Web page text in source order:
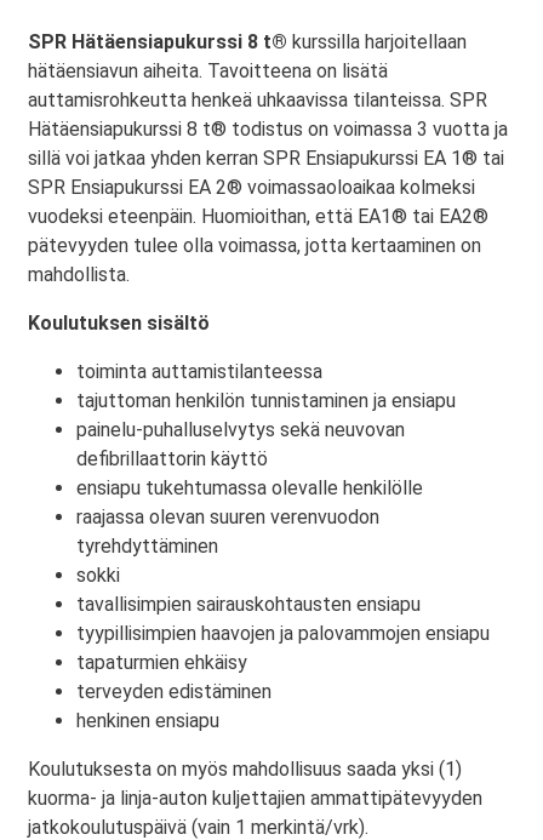
SPR Hätäensiapukurssi 8 t® kurssilla harjoitellaan
hätäensiavun aiheita. Tavoitteena on lisätä
auttamisrohkeutta henkeä uhkaavissa tilanteissa. SPR
Hätäensiapukurssi 8 t® todistus on voimassa 3 vuotta ja
sillä voi jatkaa yhden kerran SPR Ensiapukurssi EA 1® tai
SPR Ensiapukurssi EA 2® voimassaoloaikaa kolmeksi
vuodeksi eteenpäin. Huomioithan, että EA1® tai EA2®
pätevyyden tulee olla voimassa, jotta kertaaminen on
mahdollista.
Koulutuksen sisältö
toiminta auttamistilanteessa
tajuttoman henkilön tunnistaminen ja ensiapu
painelu-puhalluselvytys sekä neuvovan
defibrillaattorin käyttö
ensiapu tukehtumassa olevalle henkilölle
raajassa olevan suuren verenvuodon
tyrehdyttäminen
sokki
tavallisimpien sairauskohtausten ensiapu
tyypillisimpien haavojen ja palovammojen ensiapu
tapaturmien ehkäisy
terveyden edistäminen
henkinen ensiapu
Koulutuksesta on myös mahdollisuus saada yksi (1)
kuorma- ja linja-auton kuljettajien ammattipätevyyden
jatkokoulutuspäivä (vain 1 merkintä/vrk).